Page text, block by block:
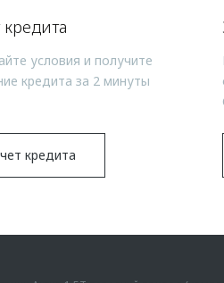
кредита
условия и получите
кредита за 2 минуты
кредита